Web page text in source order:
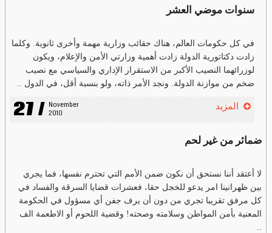
سنوات موضي العشر
في كل حكومات العالم، هناك حقائب وزارية مهمة وأخرى ثانوية. وكلما
زادت دكتاتورية الدولة زادت أهمية وزارتي الأمن والإعلام، ويكون
لوزرائهما النصيب الأكبر من الاستقرار الإداري والسياسي مع نصيب
ضخم من موازنة الدولة. ونجد الأمر ذاته، ولو بنسبة أقل، في الدول ..
27 / November
2010
المزيد
ضمائر من غير لحم
لا أعتقد أننا نستحق أن نكون ضمن الأمم التي تحترم نفسها، فما يجري
بين ظهرانينا امر يدعو للخجل حقا، فعشرات قضايا السرقة والفساد في
كل مرفق تقريبا تجري من دون أن يرف جفن أي مسؤول في الحكومة
المعنية بأمن المواطن وسلامته وصحته! وقضية اللحوم أو الاطعمة الف
..